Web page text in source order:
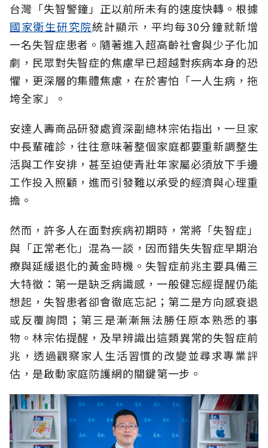
台灣「失智警鐘」正以前所未有的速度快轉。根據
國家衛生研究院統計顯示，平均每30分鐘就新增
一名失智症患者。隨著進入超高齡社會與少子化加
劇，民眾對失智症的焦慮早已超越對疾病本身的恐
懼，更深層的集體焦慮，在於害怕「一人生病，拖
垮全家」。
安達人壽商品研發處資深副總林宗佑指出，一旦家
中長輩確診，往往意味著整個家庭都要重新調整生
活與工作安排，甚至迫使青壯年家屬必須放下手邊
工作投入照顧，進而引發難以承受的經濟與心理重
擔。
然而，許多人在面對疾病初期時，常將「失智症」
與「正常老化」混為一談，因而錯失失智症早期治
療與延緩退化的黃金時機。失智症前兆主要具備三
大特徵：第一是缺乏病識感，一般健忘經提醒仍能
想起，失智患者卻會徹底忘記；第二是方向感衰退
或反覆詢問；第三是漸漸無法勝任原本熟悉的事
物。林宗佑提醒，及早辨識出這類異常的失智症前
兆，透過觀察家人生活習慣的改變並尋求專業評
估，是啟動家庭防護網的關鍵第一步。